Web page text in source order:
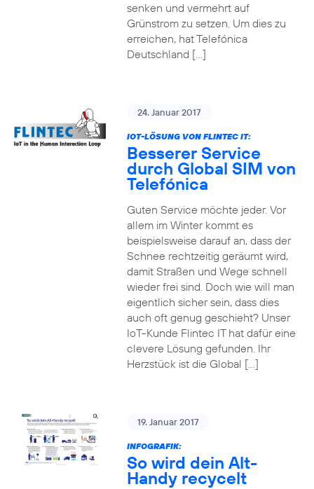
senken und vermehrt auf
Grünstrom zu setzen. Um dies zu
erreichen, hat Telefónica
Deutschland […]
24. Januar 2017
IOT-LÖSUNG VON FLINTEC IT:
Besserer Service
durch Global SIM von
Telefónica
Guten Service möchte jeder. Vor
allem im Winter kommt es
beispielsweise darauf an, dass der
Schnee rechtzeitig geräumt wird,
damit Straßen und Wege schnell
wieder frei sind. Doch wie will man
eigentlich sicher sein, dass dies
auch oft genug geschieht? Unser
IoT-Kunde Flintec IT hat dafür eine
clevere Lösung gefunden. Ihr
Herzstück ist die Global […]
19. Januar 2017
INFOGRAFIK:
So wird dein Alt-
Handy recycelt